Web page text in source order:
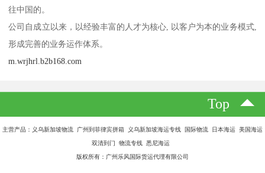
往中国的。
公司自成立以来，以经验丰富的人才为核心, 以客户为本的业务模式,
形成完善的业务运作体系。
m.wrjhrl.b2b168.com
Top
主营产品：义乌新加坡物流 广州到菲律宾拼箱 义乌新加坡海运专线 国际物流 日本海运 美国海运
双清到门 物流专线 悉尼海运
版权所有：广州乐风国际货运代理有限公司